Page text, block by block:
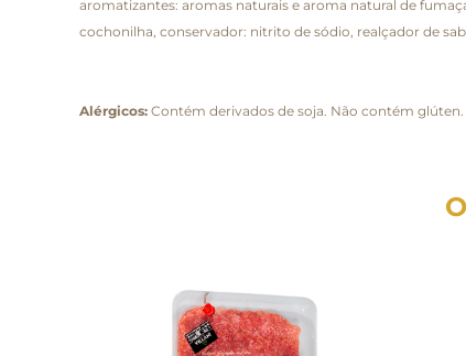
aromatizantes: aromas naturais e aroma natural de
cochonilha, conservador: nitrito de sódio, realçador de
Alérgicos: Contém derivados de soja. Não contém glúten.